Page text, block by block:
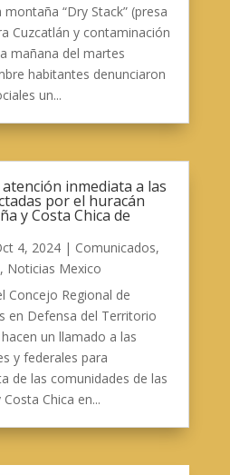
“Dry Stack” (presa
Cuzcatlán y contaminación
mañana del martes
habitantes denunciaron
un...
atención inmediata a las
por el huracán
y Costa Chica de
4, 2024| Comunicados,
, Noticias Mexico
Concejo Regional de
en Defensa del Territorio
un llamado a las
y federales para
de las comunidades de las
Chica en...